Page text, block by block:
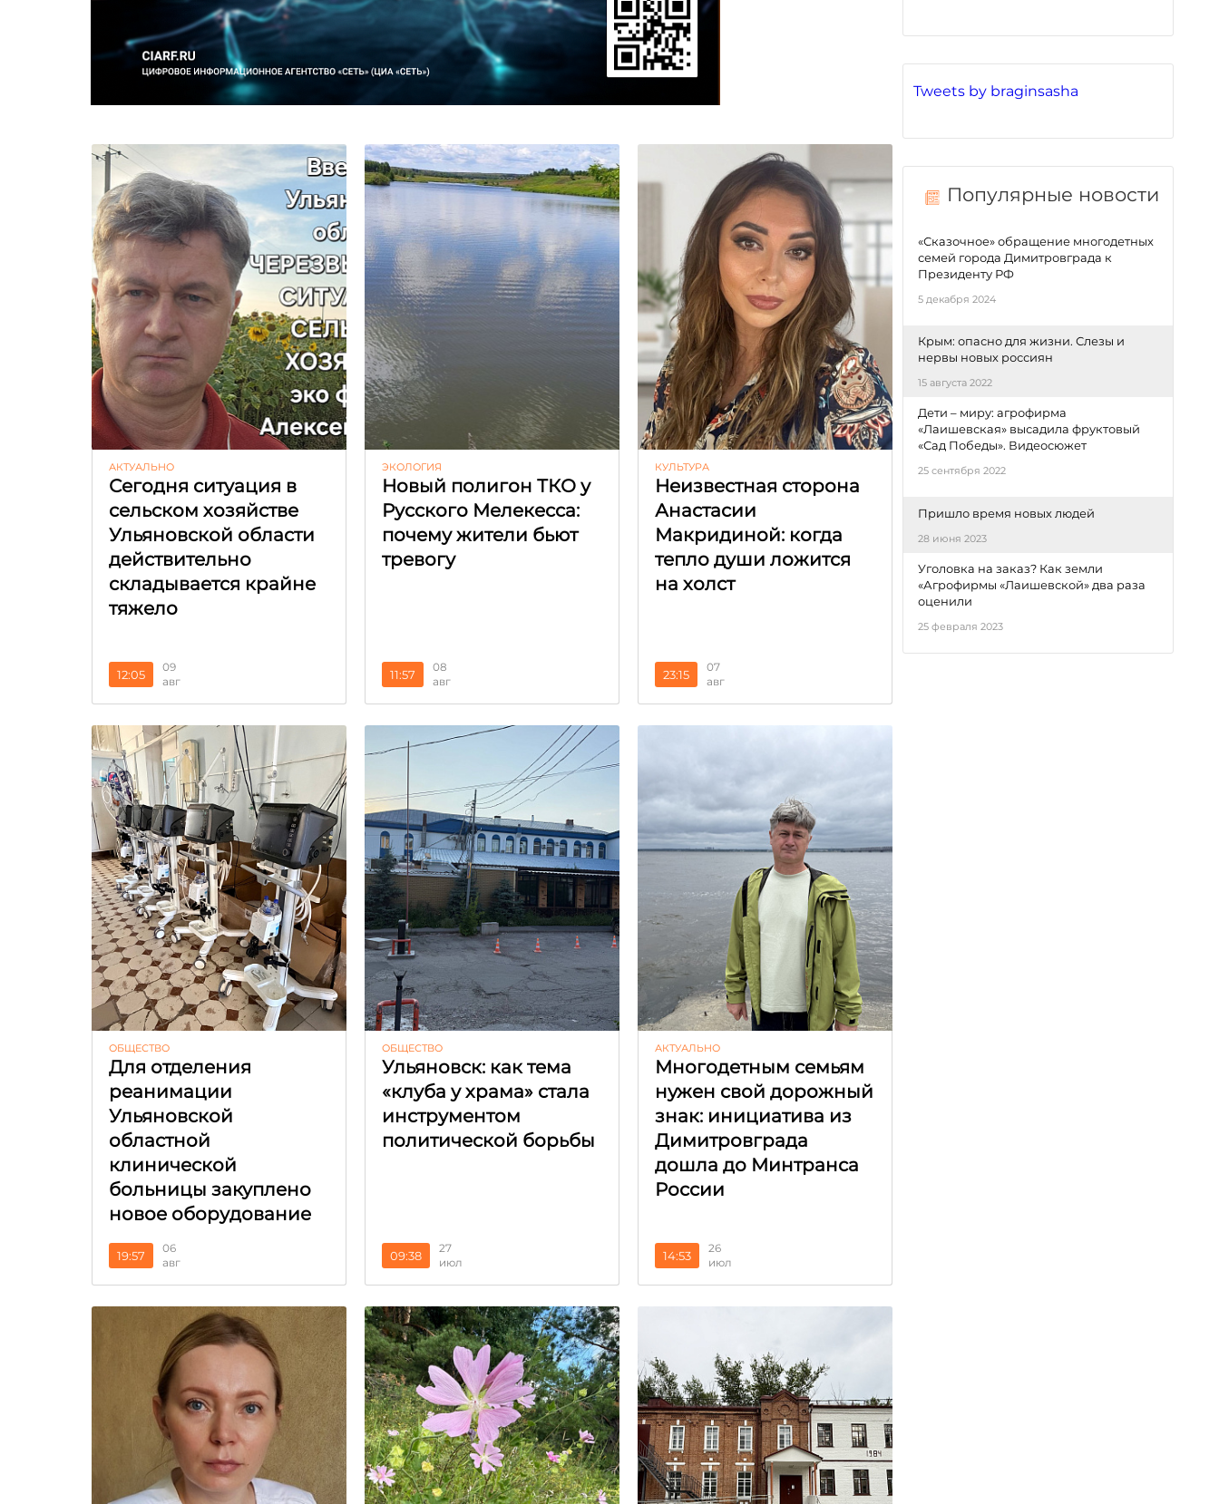
АКТУАЛЬНО
Сегодня ситуация в
сельском хозяйстве
Ульяновской области
действительно
складывается крайне
тяжело
12:05
09
авг
ЭКОЛОГИЯ
Новый полигон ТКО у
Русского Мелекесса:
почему жители бьют
тревогу
11:57
08
авг
КУЛЬТУРА
Неизвестная сторона
Анастасии
Макридиной: когда
тепло души ложится
на холст
23:15
07
авг
ОБЩЕСТВО
Для отделения
реанимации
Ульяновской
областной
клинической
больницы закуплено
новое оборудование
19:57
06
авг
ОБЩЕСТВО
Ульяновск: как тема
«клуба у храма» стала
инструментом
политической борьбы
09:38
27
июл
АКТУАЛЬНО
Многодетным семьям
нужен свой дорожный
знак: инициатива из
Димитровграда
дошла до Минтранса
России
14:53
26
июл
Tweets by braginsasha
Популярные новости
«Сказочное» обращение многодетных
семей города Димитровграда к
Президенту РФ
5 декабря 2024
Крым: опасно для жизни. Слезы и
нервы новых россиян
15 августа 2022
Дети – миру: агрофирма
«Лаишевская» высадила фруктовый
«Сад Победы». Видеосюжет
25 сентября 2022
Пришло время новых людей
28 июня 2023
Уголовка на заказ? Как земли
«Агрофирмы «Лаишевской» два раза
оценили
25 февраля 2023